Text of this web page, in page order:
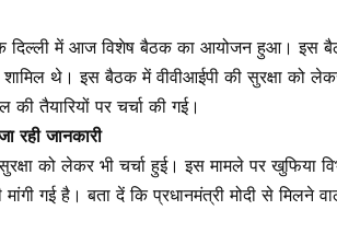
में आज विशेष बैठक का आयोजन हुआ। इस
थे। इस बैठक में वीवीआईपी की सुरक्षा को
तैयारियों पर चर्चा की गई।
रही जानकारी
को लेकर भी चर्चा हुई। इस मामले पर खुफिया
मांगी गई है। बता दें कि प्रधानमंत्री मोदी से मिलने